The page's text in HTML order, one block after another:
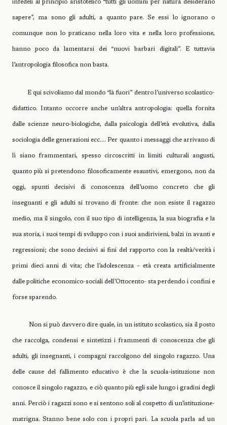
infedeli al principio aristotelico “tutti gli uomini per natura desiderano
sapere”, ma sono gli adulti, a quanto pare. Se essi lo ignorano o
comunque non lo praticano nella loro vita e nella loro professione,
hanno poco da lamentarsi dei “nuovi barbari digitali”. E tuttavia
l’antropologia filosofica non basta.
E qui scivoliamo dal mondo “là fuori” dentro l’universo scolastico-
didattico. Intanto occorre anche un’altra antropologia: quella fornita
dalle scienze neuro-biologiche, dalla psicologia dell’età evolutiva, dalla
sociologia delle generazioni ecc…. Per quanto i messaggi che arrivano di
lì siano frammentari, spesso circoscritti in limiti culturali angusti,
quanto più si pretendono filosoficamente esaustivi, emergono, non da
oggi, spunti decisivi di conoscenza dell’uomo concreto che gli
insegnanti e gli adulti si trovano di fronte: che non esiste il ragazzo
medio, ma il singolo, con il suo tipo di intelligenza, la sua biografia e la
sua storia, i suoi tempi di sviluppo con i suoi andirivieni, balzi in avanti e
regressioni; che sono decisivi ai fini del rapporto con la realtà/verità i
primi dieci anni di vita; che l’adolescenza – età creata artificialmente
dalle politiche economico-sociali dell’Ottocento- sta perdendo i confini e
forse sparendo.
Non si può davvero dire quale, in un istituto scolastico, sia il posto
che raccolga, condensi e sintetizzi i frammenti di conoscenza che gli
adulti, gli insegnanti, i compagni raccolgono del singolo ragazzo. Una
delle cause del fallimento educativo è che la scuola-istituzione non
conosce il singolo ragazzo, e ciò quanto più egli sale lungo i gradini degli
anni. Perciò i ragazzi sono e si sentono soli al cospetto di un’istituzione-
matrigna. Stanno bene solo con i propri pari. La scuola parla ad un